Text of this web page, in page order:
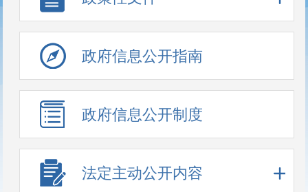
政府信息公开指南
政府信息公开制度
法定主动公开内容